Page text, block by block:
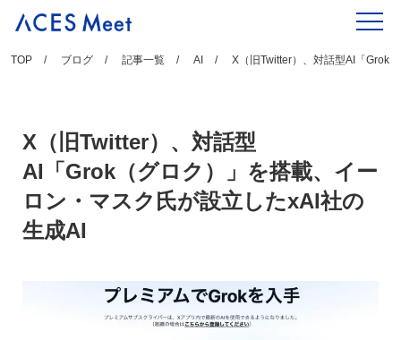
content
TOP ブログ 記事一覧 AI X（旧Twitter）、対話型AI「Grok
X（旧Twitter）、対話型
AI「Grok（グロク）」を搭載、イー
ロン・マスク氏が設立したxAI社の
生成AI